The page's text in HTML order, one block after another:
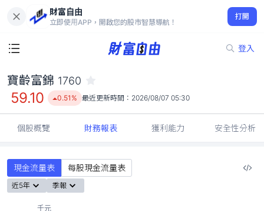
財富自由
立即使用APP，開啟您的股市智慧導航！
打開
登入
59.10
0.51%
寶齡富錦 1760
59.10 0.51% 最近更新時間： 2026/08/07 05:30
個股概覽 財務報表 獲利能力 安全性分析
現金流量表 每股現金流量表
近5年 季報